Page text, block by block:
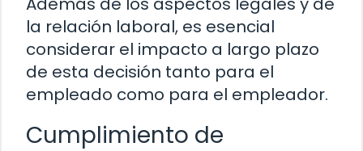
la relación laboral, es esencial
considerar el impacto a largo plazo
de esta decisión tanto para el
empleado como para el empleador.
Cumplimiento de